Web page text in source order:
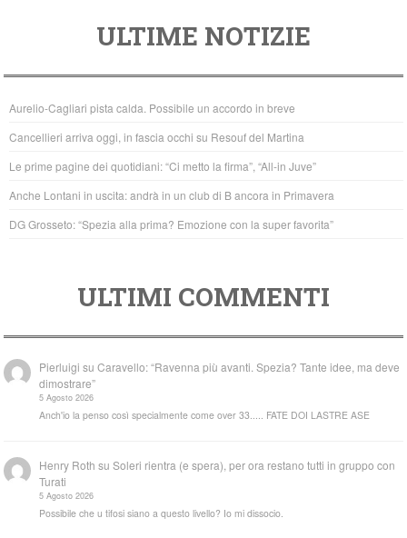
e
b
o
o
k
er
at
s
A
p
p
ULTIME NOTIZIE
Aurelio-Cagliari pista calda. Possibile un accordo in breve
Cancellieri arriva oggi, in fascia occhi su Resouf del Martina
Le prime pagine dei quotidiani: “Ci metto la firma”, “All-in Juve”
Anche Lontani in uscita: andrà in un club di B ancora in Primavera
DG Grosseto: “Spezia alla prima? Emozione con la super favorita”
ULTIMI COMMENTI
Pierluigi suCaravello: “Ravenna più avanti. Spezia? Tante idee, ma deve
dimostrare”
5 Agosto 2026
Anch'io la penso così specialmente come over 33..... FATE DOI LASTRE ASE
Henry Roth suSoleri rientra (e spera), per ora restano tutti in gruppo con
Turati
5 Agosto 2026
Possibile che u tifosi siano a questo livello? Io mi dissocio.